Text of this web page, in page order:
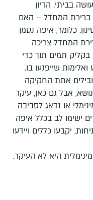
בביתי. הדיון
המחדל – האם
כלומר, איפה נסמן
המחדל צריכה
בקליק תמים תוך כדי
שייפגעו בו.
אתת החקיקה
אבל גם כאן, עיקר
או נדאג לסביבה
ישימו לב בכלל איפה
יקבעו כללים ויידעו
היא לא העיקר.